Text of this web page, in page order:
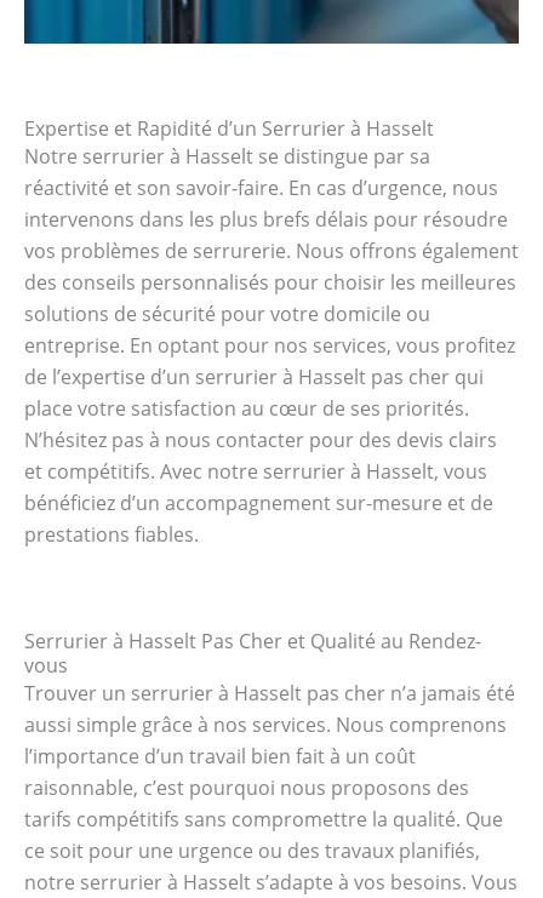
Expertise et Rapidité d’un Serrurier à Hasselt
Notre serrurier à Hasselt se distingue par sa
réactivité et son savoir-faire. En cas d’urgence, nous
intervenons dans les plus brefs délais pour résoudre
vos problèmes de serrurerie. Nous offrons également
des conseils personnalisés pour choisir les meilleures
solutions de sécurité pour votre domicile ou
entreprise. En optant pour nos services, vous profitez
de l’expertise d’un serrurier à Hasselt pas cher qui
place votre satisfaction au cœur de ses priorités.
N’hésitez pas à nous contacter pour des devis clairs
et compétitifs. Avec notre serrurier à Hasselt, vous
bénéficiez d’un accompagnement sur-mesure et de
prestations fiables.
Serrurier à Hasselt Pas Cher et Qualité au Rendez-
vous
Trouver un serrurier à Hasselt pas cher n’a jamais été
aussi simple grâce à nos services. Nous comprenons
l’importance d’un travail bien fait à un coût
raisonnable, c’est pourquoi nous proposons des
tarifs compétitifs sans compromettre la qualité. Que
ce soit pour une urgence ou des travaux planifiés,
notre serrurier à Hasselt s’adapte à vos besoins. Vous